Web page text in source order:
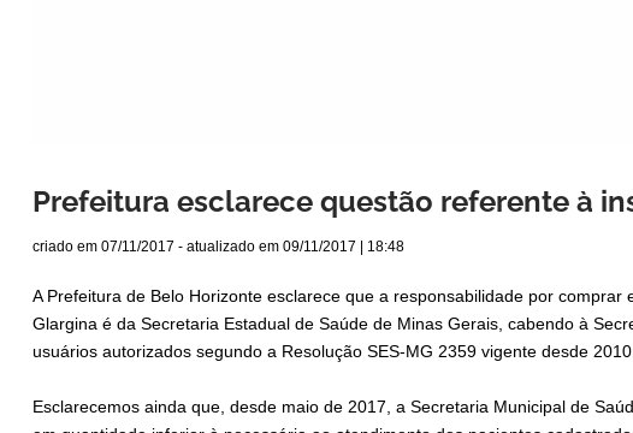
Prefeitura esclarece questão referente à
criado em 07/11/2017 - atualizado em 09/11/2017 | 18:48
A Prefeitura de Belo Horizonte esclarece que a responsabilidade por comprar
Glargina é da Secretaria Estadual de Saúde de Minas Gerais, cabendo à
usuários autorizados segundo a Resolução SES-MG 2359 vigente desde
Esclarecemos ainda que, desde maio de 2017, a Secretaria Municipal de